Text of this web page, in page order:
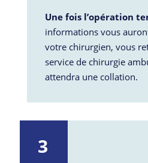
Une fois l’opération
informations vous
votre chirurgien, vous
service de chirurgie
attendra une collation.
3